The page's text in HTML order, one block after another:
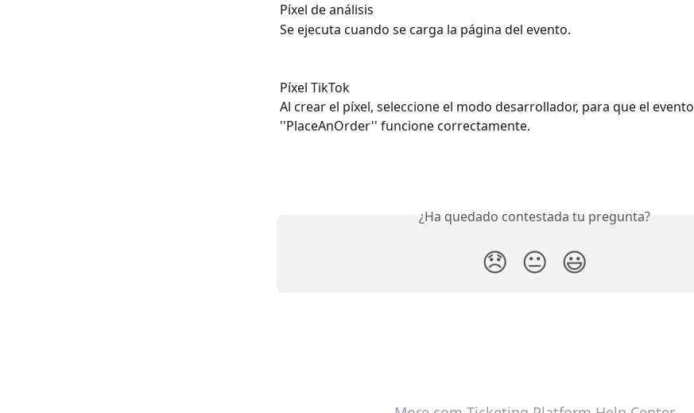
Píxel de análisis
Se ejecuta cuando se carga la página del evento.
Píxel TikTok
Al crear el píxel, seleccione el modo desarrollador, para que el evento
''PlaceAnOrder'' funcione correctamente.
¿Ha quedado contestada tu pregunta?
😞 😐 😃